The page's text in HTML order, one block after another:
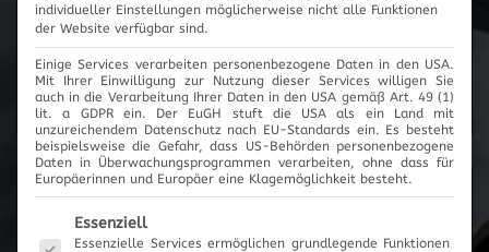
Innovationen
Cartronic Innovationen
Produktanfrage
individueller Einstellungen möglicherweise nicht alle Funktionen
der Website verfügbar sind.
Einige Services verarbeiten personenbezogene Daten in den USA.
Mit Ihrer Einwilligung zur Nutzung dieser Services willigen Sie
auch in die Verarbeitung Ihrer Daten in den USA gemäß Art. 49 (1)
lit. a GDPR ein. Der EuGH stuft die USA als ein Land mit
unzureichendem Datenschutz nach EU-Standards ein. Es besteht
beispielsweise die Gefahr, dass US-Behörden personenbezogene
Daten in Überwachungsprogrammen verarbeiten, ohne dass für
Europäerinnen und Europäer eine Klagemöglichkeit besteht.
Es folgt eine Liste der Service-Gruppen, für die eine
Essenziell
Essenzielle Services ermöglichen grundlegende Funktionen